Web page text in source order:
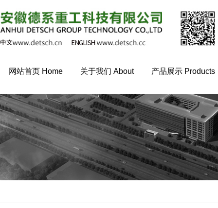
网站首页 Home 关于我们 About 产品展示 Products